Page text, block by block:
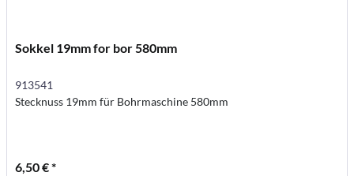
Sokkel 19mm for bor 580mm
913541
Stecknuss 19mm für Bohrmaschine 580mm
6,50 € *